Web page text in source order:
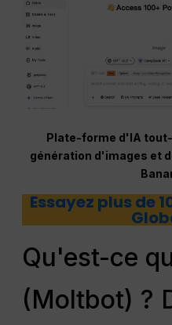
Plate-forme d'IA
génération d'images et
Essayez plus de
Qu'est-ce
(Moltbot) ?